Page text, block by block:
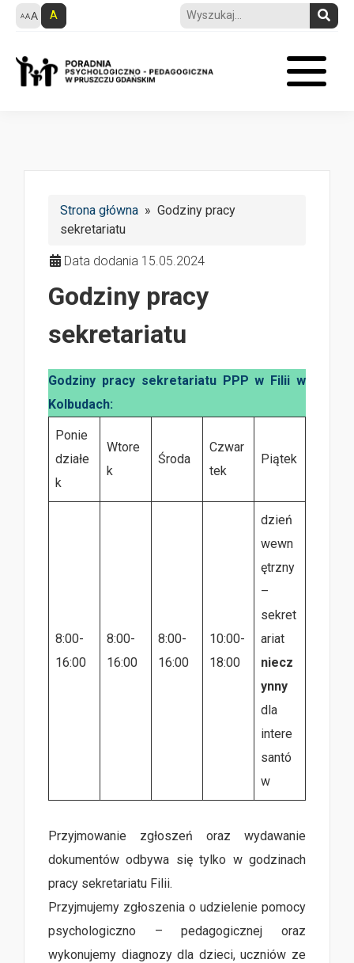
A
Strona główna » Godziny pracy
sekretariatu
Data dodania 15.05.2024
Godziny pracy
sekretariatu
Godziny pracy sekretariatu PPP w Filii w
Kolbudach:
Ponie
działe
k
Wtore
k
Środa
Czwar
tek
Piątek
8:00-
16:00
8:00-
16:00
8:00-
16:00
10:00-
18:00
dzień
wewn
ętrzny
–
sekret
ariat
niecz
ynny
dla
intere
santó
w
Przyjmowanie zgłoszeń oraz wydawanie
dokumentów odbywa się tylko w godzinach
pracy sekretariatu Filii.
Przyjmujemy zgłoszenia o udzielenie pomocy
psychologiczno – pedagogicznej oraz
wykonujemy diagnozy dla dzieci, uczniów ze